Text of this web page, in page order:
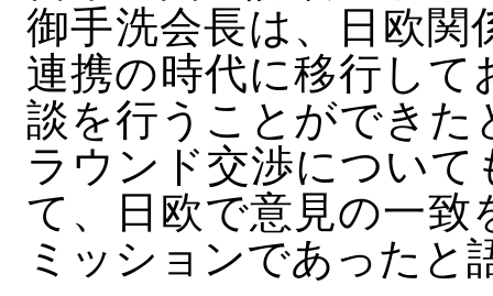
御手洗会長は、日欧関
連携の時代に移行して
談を行うことができた
ラウンド交渉につい
て、日欧で意見の一致
ミッションであったと